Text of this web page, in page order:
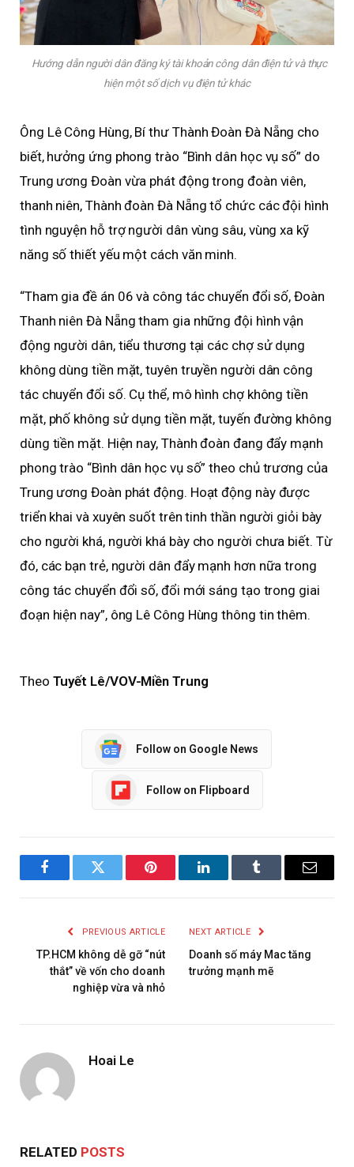
Hướng dẫn người dân đăng ký tài khoản công dân điện tử và thực
hiện một số dịch vụ điện tử khác
Ông Lê Công Hùng, Bí thư Thành Đoàn Đà Nẵng cho
biết, hưởng ứng phong trào “Bình dân học vụ số” do
Trung ương Đoàn vừa phát động trong đoàn viên,
thanh niên, Thành đoàn Đà Nẵng tổ chức các đội hình
tình nguyện hỗ trợ người dân vùng sâu, vùng xa kỹ
năng số thiết yếu một cách văn minh.
“Tham gia đề án 06 và công tác chuyển đổi số, Đoàn
Thanh niên Đà Nẵng tham gia những đội hình vận
động người dân, tiểu thương tại các chợ sử dụng
không dùng tiền mặt, tuyên truyền người dân công
tác chuyển đổi số. Cụ thể, mô hình chợ không tiền
mặt, phố không sử dụng tiền mặt, tuyến đường không
dùng tiền mặt. Hiện nay, Thành đoàn đang đẩy mạnh
phong trào “Bình dân học vụ số” theo chủ trương của
Trung ương Đoàn phát động. Hoạt động này được
triển khai và xuyên suốt trên tinh thần người giỏi bày
cho người khá, người khá bày cho người chưa biết. Từ
đó, các bạn trẻ, người dân đẩy mạnh hơn nữa trong
công tác chuyển đổi số, đổi mới sáng tạo trong giai
đoạn hiện nay”, ông Lê Công Hùng thông tin thêm.
Theo Tuyết Lê/VOV-Miền Trung
Follow on Google News
Follow on Flipboard
FacebookTwitter Pinterest LinkedInTumblr Email
PREVIOUS ARTICLE
TP.HCM không dễ gỡ “nút
thắt” về vốn cho doanh
nghiệp vừa và nhỏ
NEXT ARTICLE
Doanh số máy Mac tăng
trưởng mạnh mẽ
Hoai Le
RELATED POSTS